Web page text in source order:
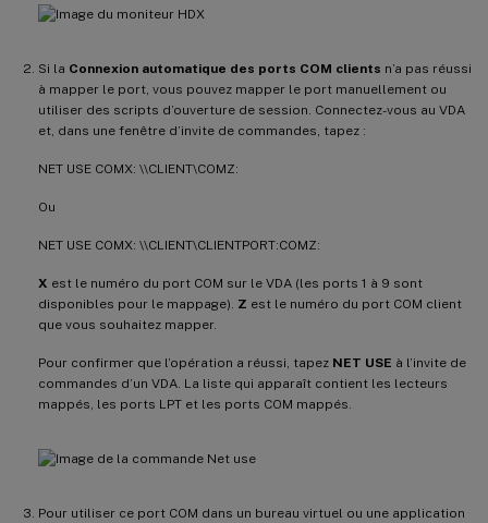
Si la Connexion automatique des ports COM clients n’a pas réussi
à mapper le port, vous pouvez mapper le port manuellement ou
utiliser des scripts d’ouverture de session. Connectez-vous au VDA
et, dans une fenêtre d’invite de commandes, tapez :
NET USE COMX: \\CLIENT\COMZ:
Ou
NET USE COMX: \\CLIENT\CLIENTPORT:COMZ:
X est le numéro du port COM sur le VDA (les ports 1 à 9 sont
disponibles pour le mappage). Z est le numéro du port COM client
que vous souhaitez mapper.
Pour confirmer que l’opération a réussi, tapez NET USE à l’invite de
commandes d’un VDA. La liste qui apparaît contient les lecteurs
mappés, les ports LPT et les ports COM mappés.
Pour utiliser ce port COM dans un bureau virtuel ou une application